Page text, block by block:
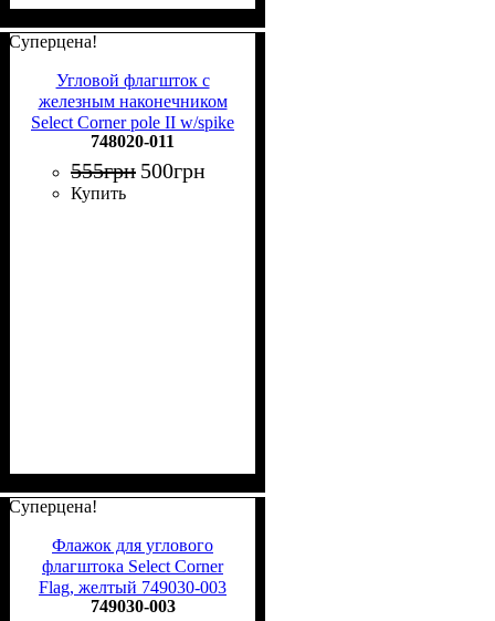
Суперцена!
Угловой флагшток с
железным наконечником
Select Corner pole II w/spike
748020-011
748020-011
555грн 500грн
Купить
Суперцена!
Флажок для углового
флагштока Select Corner
Flag, желтый 749030-003
749030-003